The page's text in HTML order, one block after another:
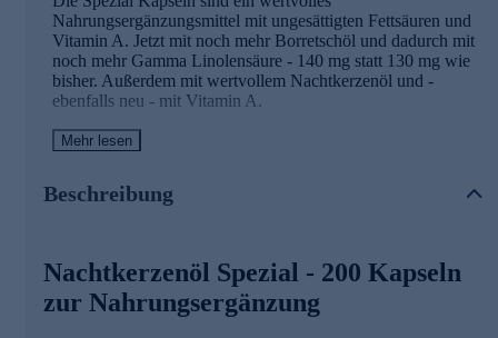
Nahrungsergänzungsmittel mit ungesättigten Fettsäuren und
Vitamin A. Jetzt mit noch mehr Borretschöl und dadurch mit
noch mehr Gamma Linolensäure - 140 mg statt 130 mg wie
bisher. Außerdem mit wertvollem Nachtkerzenöl und -
ebenfalls neu - mit Vitamin A.
Vitamin A trägt zur Erhaltung normaler Haut bei
hervorragend für die tägliche Nahrungsergänzung geeignet.
und „Haut Haare Nägel“.
Dr. Peter Hartig® forscht für Ihre Gesundheit
Mehr lesen
Beschreibung
Nachtkerzenöl Spezial - 200 Kapseln
zur Nahrungsergänzung